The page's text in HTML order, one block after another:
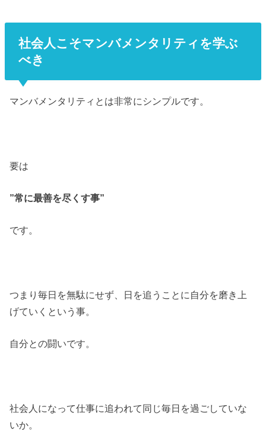
社会人こそマンバメンタリティを学ぶ
べき
マンバメンタリティとは非常にシンプルです。
要は
”常に最善を尽くす事”
です。
つまり毎日を無駄にせず、日を追うことに自分を磨き上
げていくという事。
自分との闘いです。
社会人になって仕事に追われて同じ毎日を過ごしていな
いか。